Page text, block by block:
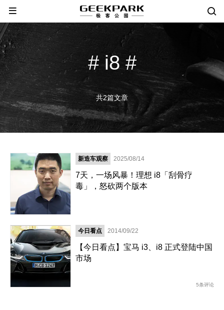
# i8 #
共2篇文章
新造车观察 2025/08/14
7天，一场风暴！理想 i8「刮骨疗
毒」，怒砍两个版本
今日看点 2014/09/22
【今日看点】宝马 i3、i8 正式登陆中国
市场
5条评论